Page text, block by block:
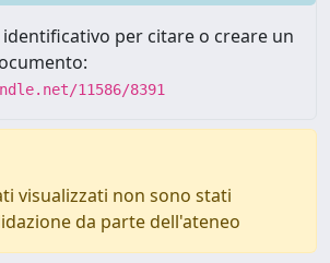
per citare o creare un
11586/8391
visualizzati non sono stati
da parte dell'ateneo